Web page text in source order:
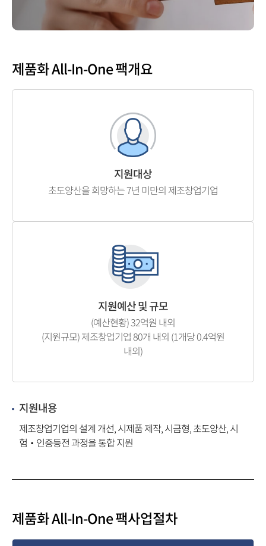
제품화 All-In-One 팩개요
지원대상
초도양산을 희망하는 7년 미만의 제조창업기업
지원예산 및 규모
(예산현황) 32억원 내외
(지원규모) 제조창업기업 80개 내외 (1개당 0.4억원
내외)
지원내용
제조창업기업의 설계 개선, 시제품 제작, 시금형, 초도양산, 시
험‧인증등전 과정을 통합 지원
제품화 All-In-One 팩사업절차